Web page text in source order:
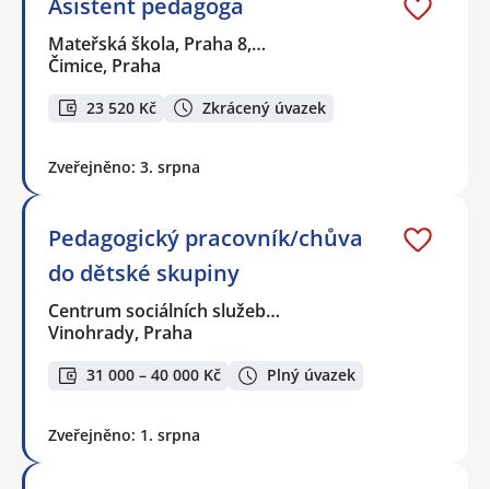
Mateřská škola, Praha 8,…
Čimice, Praha
23 520 Kč Zkrácený úvazek
Zveřejněno: 3. srpna
Pedagogický pracovník/chůva
do dětské skupiny
Centrum sociálních služeb…
Vinohrady, Praha
31 000 – 40 000 Kč Plný úvazek
Zveřejněno: 1. srpna